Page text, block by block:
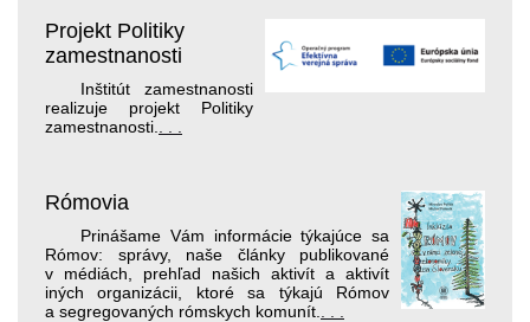
Projekt Politiky
zamestnanosti
Inštitút zamestnanosti
realizuje projekt Politiky
zamestnanosti.
Rómovia
Prinášame Vám informácie týkajúce sa
Rómov: správy, naše články publikované
v médiách, prehľad našich aktivít a aktivít
iných organizácii, ktoré sa týkajú Rómov
a segregovaných rómskych komunít.